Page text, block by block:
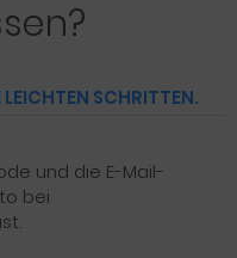
SCHRITTEN.
und die E-Mail-
bei